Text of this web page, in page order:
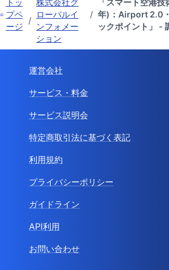
トッ
プペ
ージ
/
株式会社グ
ローバルイ
ンフォメー
ション
/
「スマート空港
年)：Airport 2.0
ックポイント」 -
運営会社
サービス・料金
サービス説明会
特定商取引法に基づく表記
利用規約
プライバシーポリシー
ガイドライン
API利用
お問い合わせ